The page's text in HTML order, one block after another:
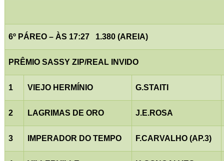
6º PÁREO – ÀS 17:27 1.380 (AREIA)
PRÊMIO SASSY ZIP/REAL INVIDO
1 VIEJO HERMÍNIO G.STAITI
2 LAGRIMAS DE ORO J.E.ROSA
3 IMPERADOR DO TEMPO F.CARVALHO (AP.3)